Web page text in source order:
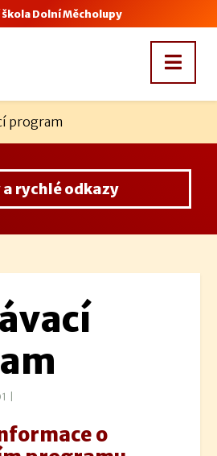
Dolní Měcholupy
program
rychlé odkazy
|
o